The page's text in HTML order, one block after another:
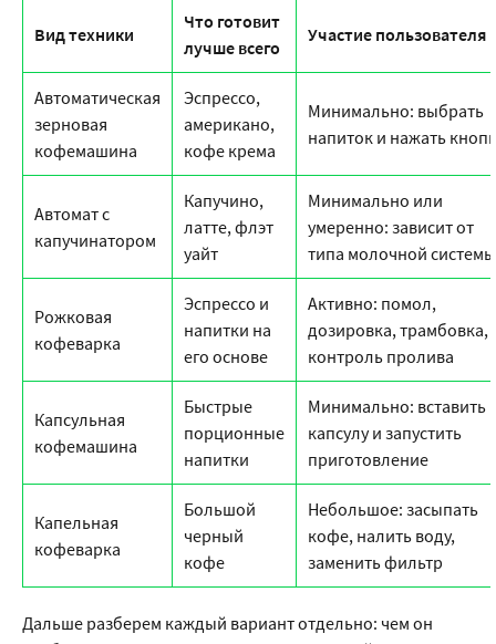
Вид техники
Что готовит
лучше всего
Участие пользователя
Автоматическая
зерновая
кофемашина
Эспрессо,
американо,
кофе крема
Минимально: выбрать
напиток и нажать
Автомат с
капучинатором
Капучино,
латте, флэт
уайт
Минимально или
умеренно: зависит от
типа молочной
Рожковая
кофеварка
Эспрессо и
напитки на
его основе
Активно: помол,
дозировка, трамбовка,
контроль пролива
Капсульная
кофемашина
Быстрые
порционные
напитки
Минимально: вставить
капсулу и запустить
приготовление
Капельная
кофеварка
Большой
черный
кофе
Небольшое: засыпать
кофе, налить воду,
заменить фильтр
Дальше разберем каждый вариант отдельно: чем он